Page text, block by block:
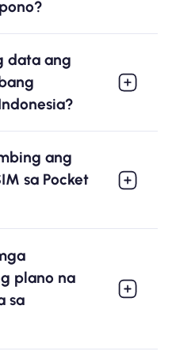
data ang
ang
sa Pocket
plano na
sa